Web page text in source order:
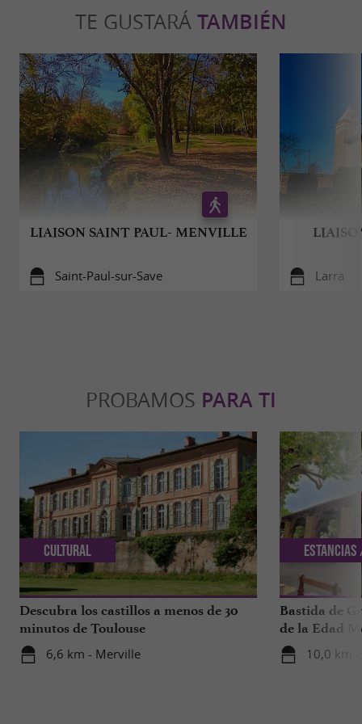
TE GUSTARÁ TAMBIÉN
LIAISON SAINT PAUL- MENVILLE
Saint-Paul-sur-Save Larra
PROBAMOS PARA TI
Descubra los castillos a menos de 30
minutos de Toulouse
6,6 km - Merville
Cultural
Bastida de
de la Edad
10,0 km
Estancias